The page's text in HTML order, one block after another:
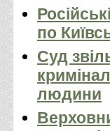
по
Суд
людини